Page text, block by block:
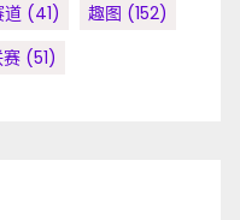
道 (41) 趣图 (152)
(51)